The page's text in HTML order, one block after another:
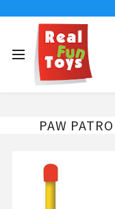
Αρχική
PAW
PAW